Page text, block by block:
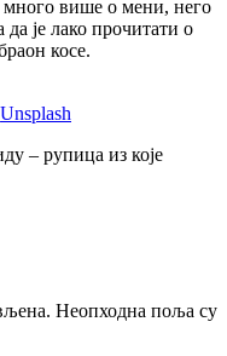
много више о мени, него
је лако прочитати о
косе.
Unsplash
– рупица из које
Неопходна поља су